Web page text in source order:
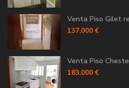
Venta Piso Gilet
137.000 €
Venta Piso
183.000 €